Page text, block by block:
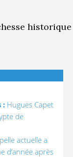
historique
: Hugues Capet
de
actuelle a
d’année après